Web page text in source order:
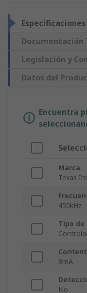
Especificaciones
Documentación
Legislación y
Datos del
Encuentra
Marca
Texas
450kHz
Tipo
8mA
No